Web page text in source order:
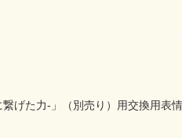
げた力-」（別売り）用交換用表